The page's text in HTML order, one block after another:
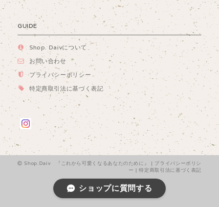
GUIDE
Shop. Daivについて
お問い合わせ
プライバシーポリシー
特定商取引法に基づく表記
Shop.Daiv 『これから可愛くなるあなたのために』 | プライバシーポリシ
ー |特定商取引法に基づく表記
ショップに質問する